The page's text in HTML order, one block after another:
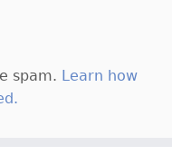
spam. Learn how